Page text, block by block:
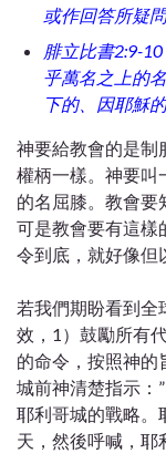
或作回答所疑問
腓立比書2:9-
乎萬名之上的
下的、因耶穌
神要給教會的是制
權柄一樣。神要叫
的名屈膝。教會要
可是教會要有這樣
令到底，就好像但
若我們期盼看到全
效，1）鼓勵所有
的命令，按照神的
城前神清楚指示：”
耶利哥城的戰略。
天，然後呼喊，耶